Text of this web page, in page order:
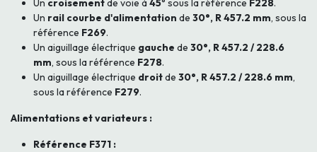
Un croisementde voie à 45° sous la référence F228.
Un rail courbe d'alimentation de 30°, R 457.2 mm, sous la
référence F269.
Un aiguillage électrique gauche de 30°, R 457.2 / 228.6
mm, sous la référence F278.
Un aiguillage électrique droitde 30°, R 457.2 / 228.6 mm,
sous la référence F279.
Alimentations et variateurs :
Référence F371 :